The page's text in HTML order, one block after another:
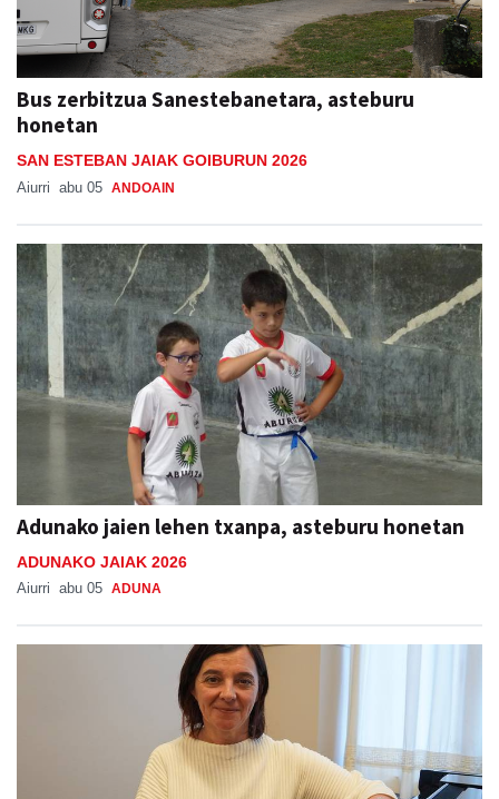
Bus zerbitzua Sanestebanetara, asteburu
honetan
SAN ESTEBAN JAIAK GOIBURUN 2026
Aiurri abu 05 ANDOAIN
Adunako jaien lehen txanpa, asteburu honetan
ADUNAKO JAIAK 2026
Aiurri abu 05 ADUNA